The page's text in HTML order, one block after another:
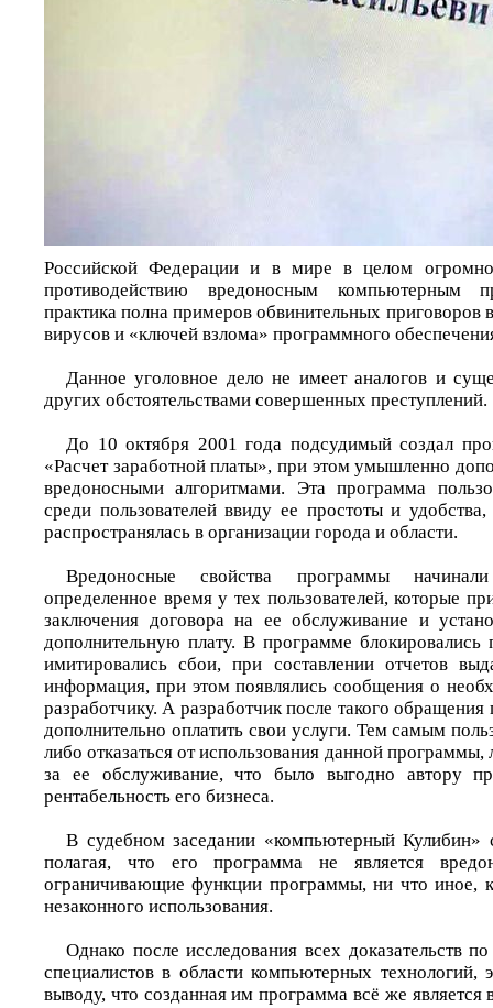
Российской Федерации и в мире в целом
противодействию вредоносным компьютерным
практика полна примеров обвинительных приговоров
вирусов и «ключей взлома» программного
Данное уголовное дело не имеет аналогов и
других обстоятельствами совершенных преступлений.
До 10 октября 2001 года подсудимый создал
«Расчет заработной платы», при этом умышленно
вредоносными алгоритмами. Эта программа
среди пользователей ввиду ее простоты и
распространялась в организации города и области.
Вредоносные свойства программы
определенное время у тех пользователей, которые
заключения договора на ее обслуживание и
дополнительную плату. В программе блокировались
имитировались сбои, при составлении отчетов
информация, при этом появлялись сообщения о
разработчику. А разработчик после такого обращения
дополнительно оплатить свои услуги. Тем самым
либо отказаться от использования данной программы,
за ее обслуживание, что было выгодно автору
рентабельность его бизнеса.
В судебном заседании «компьютерный Кулибин»
полагая, что его программа не является
ограничивающие функции программы, ни что иное,
незаконного использования.
Однако после исследования всех доказательств
специалистов в области компьютерных технологий,
выводу, что созданная им программа всё же является